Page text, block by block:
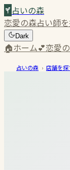
占いの森
恋愛の森占い師
Dark
🏠ホーム💕恋愛
占いの森 › 店舗を探